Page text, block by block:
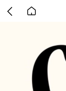
back